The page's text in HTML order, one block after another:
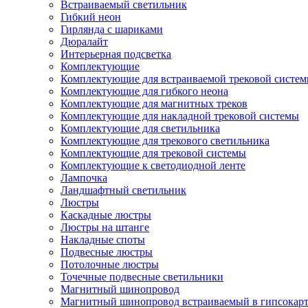
Встраиваемый светильник
Гибкий неон
Гирлянда с шариками
Дюралайт
Интерьерная подсветка
Комплектующие
Комплектующие для встраиваемой трековой
Комплектующие для гибкого неона
Комплектующие для магнитных треков
Комплектующие для накладной трековой системы
Комплектующие для светильника
Комплектующие для трекового светильника
Комплектующие для трековой системы
Комплектующие к светодиодной ленте
Лампочка
Ландшафтный светильник
Люстры
Каскадные люстры
Люстры на штанге
Накладные споты
Подвесные люстры
Потолочные люстры
Точечные подвесные светильники
Магнитный шинопровод
Магнитный шинопровод встраиваемый в